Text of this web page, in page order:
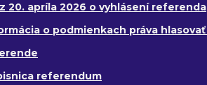
20. apríla 2026 o vyhlásení referenda
o podmienkach práva hlasovať
referendum